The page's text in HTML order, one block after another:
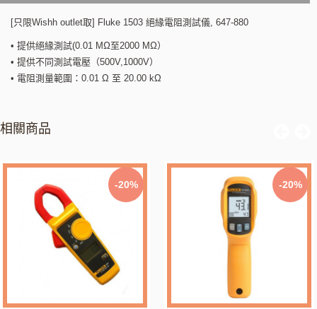
[只限Wishh outlet取] Fluke 1503 絕緣電阻測試儀, 647-880
• 提供絕緣測試(0.01 MΩ至2000 MΩ）
• 提供不同測試電壓（500V,1000V）
• 電阻測量範圍：0.01 Ω 至 20.00 kΩ
相關商品
-20% -20%